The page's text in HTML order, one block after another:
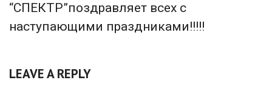
“СПЕКТР”поздравляет всех с
наступающими праздниками!!!!!
LEAVE A REPLY